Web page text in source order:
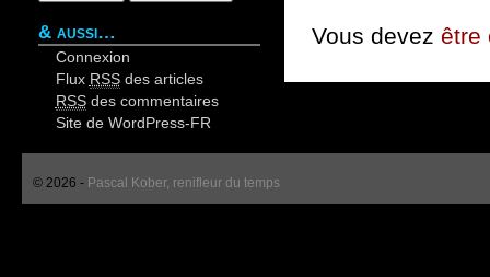
Vous devez être
& aussi…
Connexion
Flux RSSdes articles
RSSdes commentaires
Site de WordPress-FR
© 2026 - Pascal Kober, renifleur du temps